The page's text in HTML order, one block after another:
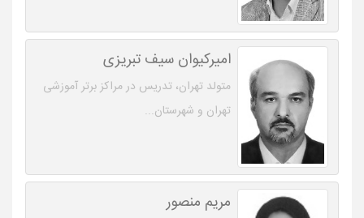
امیرکیوان سیف تبریزی
متولد تهران، تدریس در مراکز برتر آموزشی
تهران و شهرستان...
مریم منصور